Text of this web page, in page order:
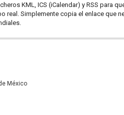
KML, ICS (iCalendar) y RSS para
real. Simplemente copia el enlace que
México